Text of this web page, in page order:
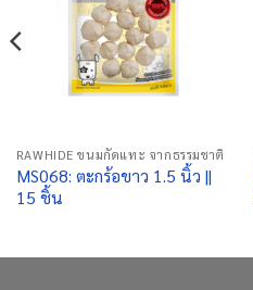
RAWHIDE ขนมกัดแทะ จากธรรมชาติ
MS068: ตะกร้อขาว 1.5 นิ้ว ||
15 ชิ้น